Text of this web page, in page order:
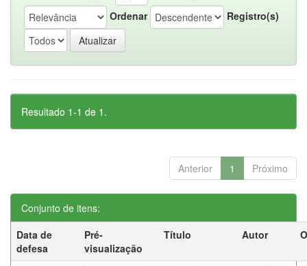
Ordenar
Registro(s)
Resultado 1-1 de 1.
Anterior 1 Próximo
Conjunto de itens:
Data de
defesa
Pré-
visualização
Título Autor